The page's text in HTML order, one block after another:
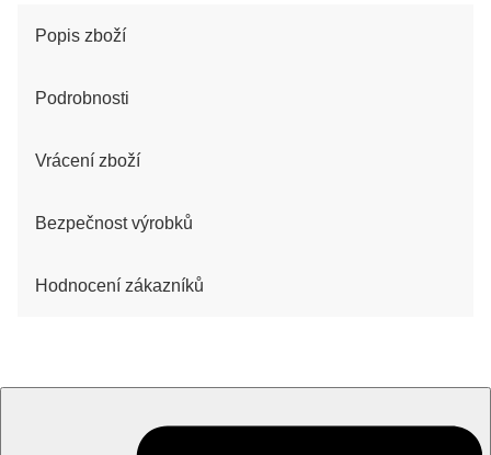
Popis zboží
Podrobnosti
Vrácení zboží
Bezpečnost výrobků
Hodnocení zákazníků